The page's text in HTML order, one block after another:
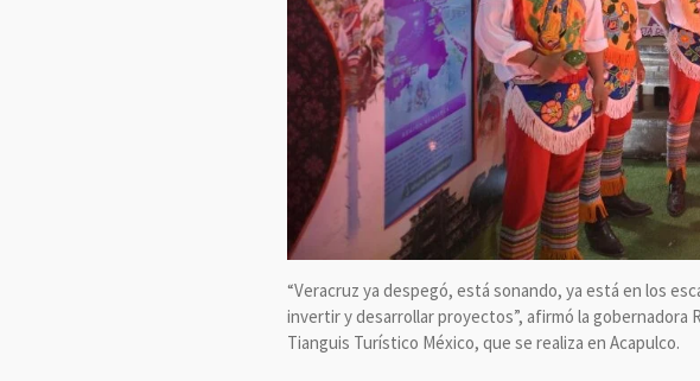
“Veracruz ya despegó, está sonando, ya está en los
invertir y desarrollar proyectos”, afirmó la gobernadora
Tianguis Turístico México, que se realiza en Acapulco.